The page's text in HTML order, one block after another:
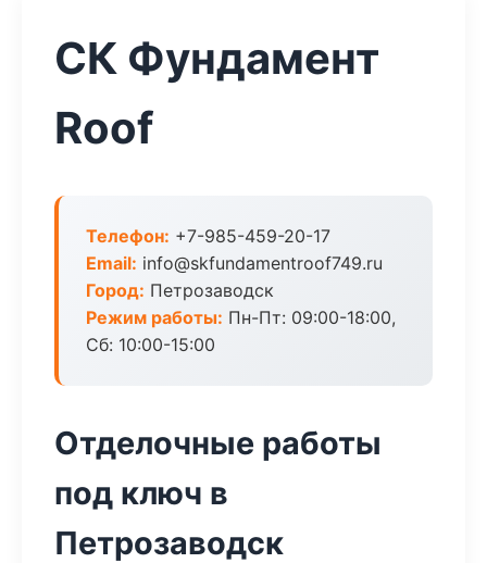
СК Фундамент
Roof
Телефон: +7-985-459-20-17
Email: info@skfundamentroof749.ru
Город: Петрозаводск
Режим работы: Пн-Пт: 09:00-18:00,
Сб: 10:00-15:00
Отделочные работы
под ключ в
Петрозаводск